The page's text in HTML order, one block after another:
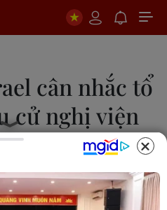
cân nhắc tổ
cử nghị viện